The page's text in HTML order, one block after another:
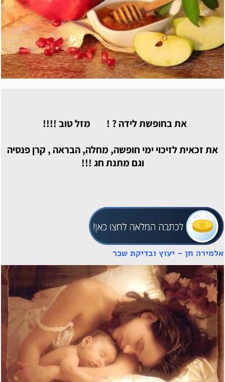
את בחופשת לידה ? ! מזל טוב !!!!
את זכאית לזיכוי ימי חופשה, מחלה, הבראה , קרן פנסיה
וגם מתנת חג !!!
אלמירה חן - יעוץ ובדיקת שכר